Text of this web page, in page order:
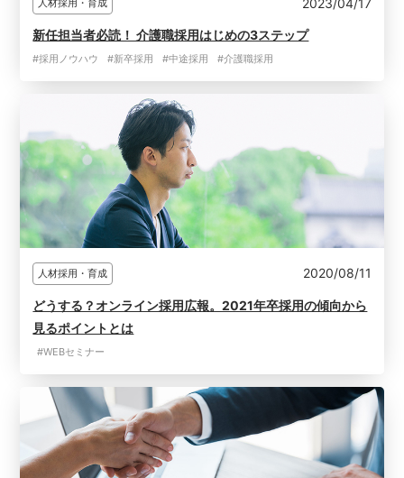
人材採用・育成
新任担当者必読！ 介護職採用はじめの3ステップ
#採用ノウハウ #新卒採用 #中途採用 #介護職採用
人材採用・育成 2020/08/11
どうする？オンライン採用広報。2021年卒採用の傾向から
見るポイントとは
#WEBセミナー